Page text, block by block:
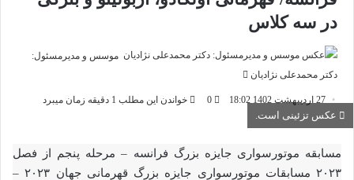
در سه کلاس
موسس و مدیرمسئول:
دکتر محمدعلی نژادیان
27 اردیبهشت 1402 18:02 0
خواندن این مطلب 1 دقیقه زمان میبرد
عکس تزئینی است.
مسابقه موتورسواری جایزه بزرگ فرانسه – مرحله پنجم از فصل
۲۰۲۳ مسابقات موتورسواری جایزه بزرگ قهرمانی جهان ۲۰۲۳ –